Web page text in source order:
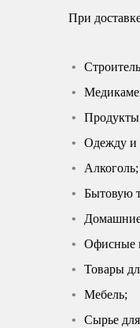
При
Одежду и
Алкоголь;
Бытовую
Офисные
Товары
Мебель;
Сырье